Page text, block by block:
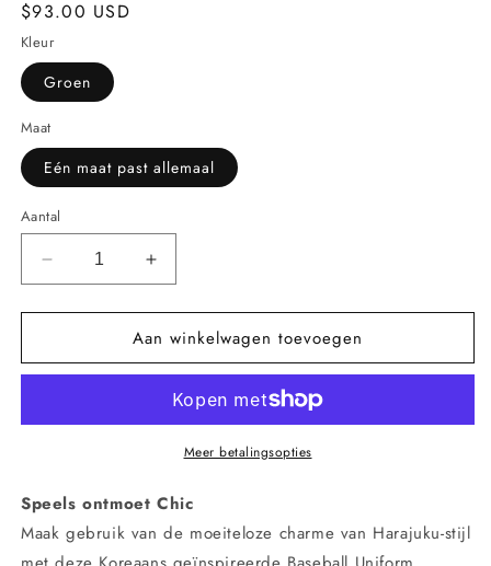
Normale
prijs
$93.00 USD
Kleur
Groen
Maat
Eén maat past allemaal
Aantal
Aantal
verlagen
voor
Koreaanse-
stijl
Aantal
verhogen
voor
Koreaanse-
stijl
honkbaluniform
damesjas
Aan winkelwagen toevoegen
Meer betalingsopties
Speels ontmoet Chic
Maak gebruik van de moeiteloze charme van Harajuku-stijl